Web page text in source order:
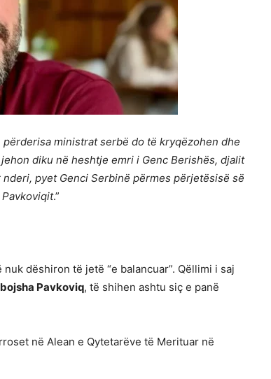
ministrat serbë do të kryqëzohen dhe
diku në heshtje emri i Genc Berishës, djalit
pyet Genci Serbinë përmes përjetësisë së
.”
dëshiron të jetë “e balancuar”. Qëllimi i saj
Pavkoviq, të shihen ashtu siç e panë
në Alean e Qytetarëve të Merituar në